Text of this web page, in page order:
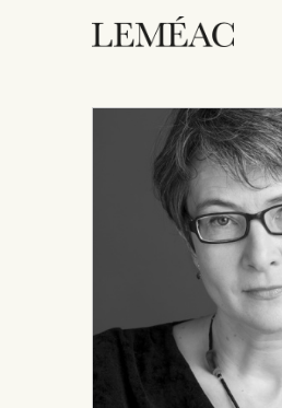
ACCUEIL
CATALOGUE
AUTEURICES
DROITS / RIGHTS